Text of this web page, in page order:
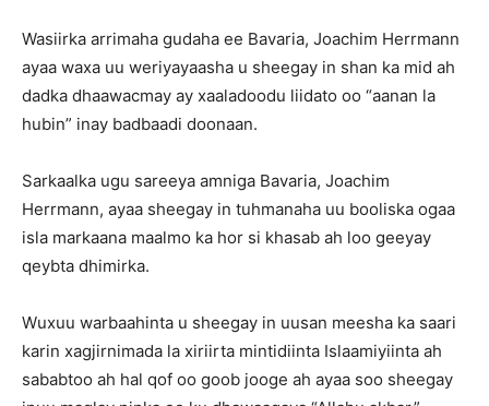
Wasiirka arrimaha gudaha ee Bavaria, Joachim Herrmann
ayaa waxa uu weriyayaasha u sheegay in shan ka mid ah
dadka dhaawacmay ay xaaladoodu liidato oo “aanan la
hubin” inay badbaadi doonaan.
Sarkaalka ugu sareeya amniga Bavaria, Joachim
Herrmann, ayaa sheegay in tuhmanaha uu booliska ogaa
isla markaana maalmo ka hor si khasab ah loo geeyay
qeybta dhimirka.
Wuxuu warbaahinta u sheegay in uusan meesha ka saari
karin xagjirnimada la xiriirta mintidiinta Islaamiyiinta ah
sababtoo ah hal qof oo goob jooge ah ayaa soo sheegay